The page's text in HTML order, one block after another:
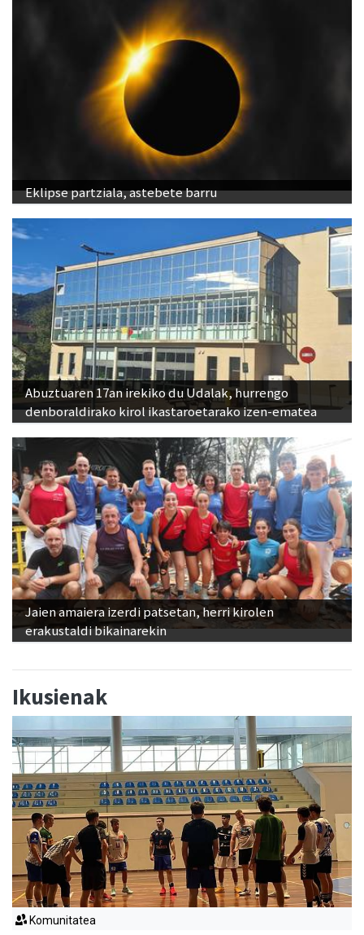
Eklipse partziala, astebete barru
Abuztuaren 17an irekiko du Udalak, hurrengo
denboraldirako kirol ikastaroetarako izen-ematea
Jaien amaiera izerdi patsetan, herri kirolen
erakustaldi bikainarekin
Ikusienak
Komunitatea